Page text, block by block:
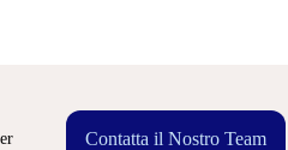
Contatta il Nostro Team